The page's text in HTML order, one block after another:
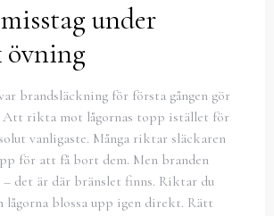
under
brandsläckning för första gången gör
Att rikta mot lågornas topp istället för
vanligaste. Många riktar släckaren
för att få bort dem. Men branden
det är där bränslet finns. Riktar du
lågorna blossa upp igen direkt. Rätt